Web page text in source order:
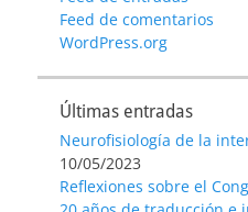
Feed de comentarios
WordPress.org
Últimas entradas
Neurofisiología de la
10/05/2023
Reflexiones sobre el